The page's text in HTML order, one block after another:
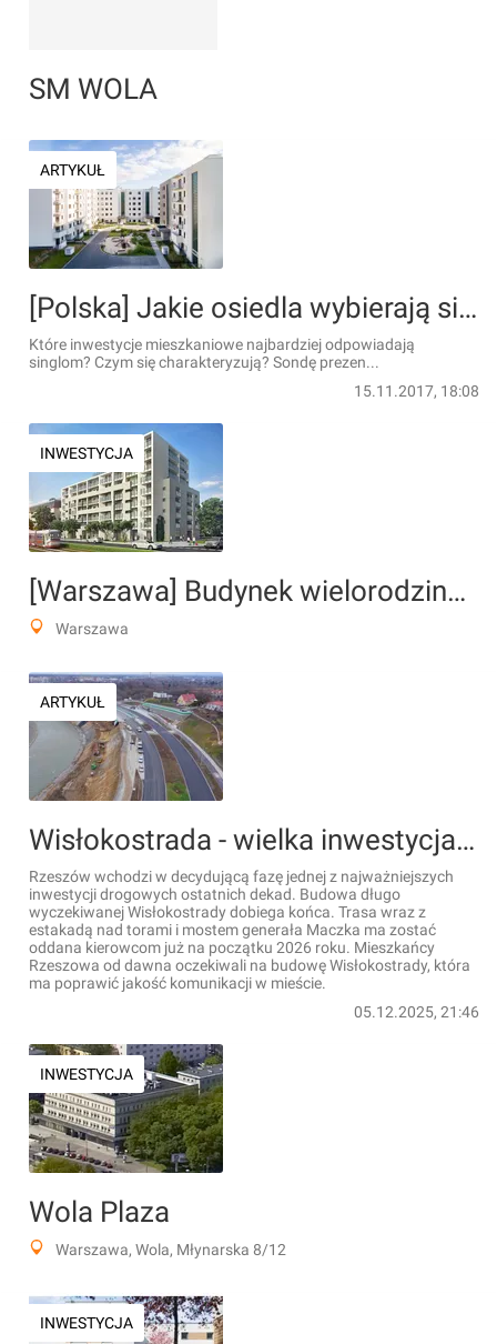
SM WOLA
ARTYKUŁ
[Polska] Jakie osiedla wybierają single
Które inwestycje mieszkaniowe najbardziej odpowiadają
singlom? Czym się charakteryzują? Sondę prezen...
15.11.2017, 18:08
INWESTYCJA
[Warszawa] Budynek wielorodzinny "Bliska Praga"
Warszawa
ARTYKUŁ
Wisłokostrada - wielka inwestycja w Rzeszowie bliska ukończenia [FILM]
Rzeszów wchodzi w decydującą fazę jednej z najważniejszych
inwestycji drogowych ostatnich dekad. Budowa długo
wyczekiwanej Wisłokostrady dobiega końca. Trasa wraz z
estakadą nad torami i mostem generała Maczka ma zostać
oddana kierowcom już na początku 2026 roku. Mieszkańcy
Rzeszowa od dawna oczekiwali na budowę Wisłokostrady, która
ma poprawić jakość komunikacji w mieście.
05.12.2025, 21:46
INWESTYCJA
Wola Plaza
Warszawa, Wola, Młynarska 8/12
INWESTYCJA